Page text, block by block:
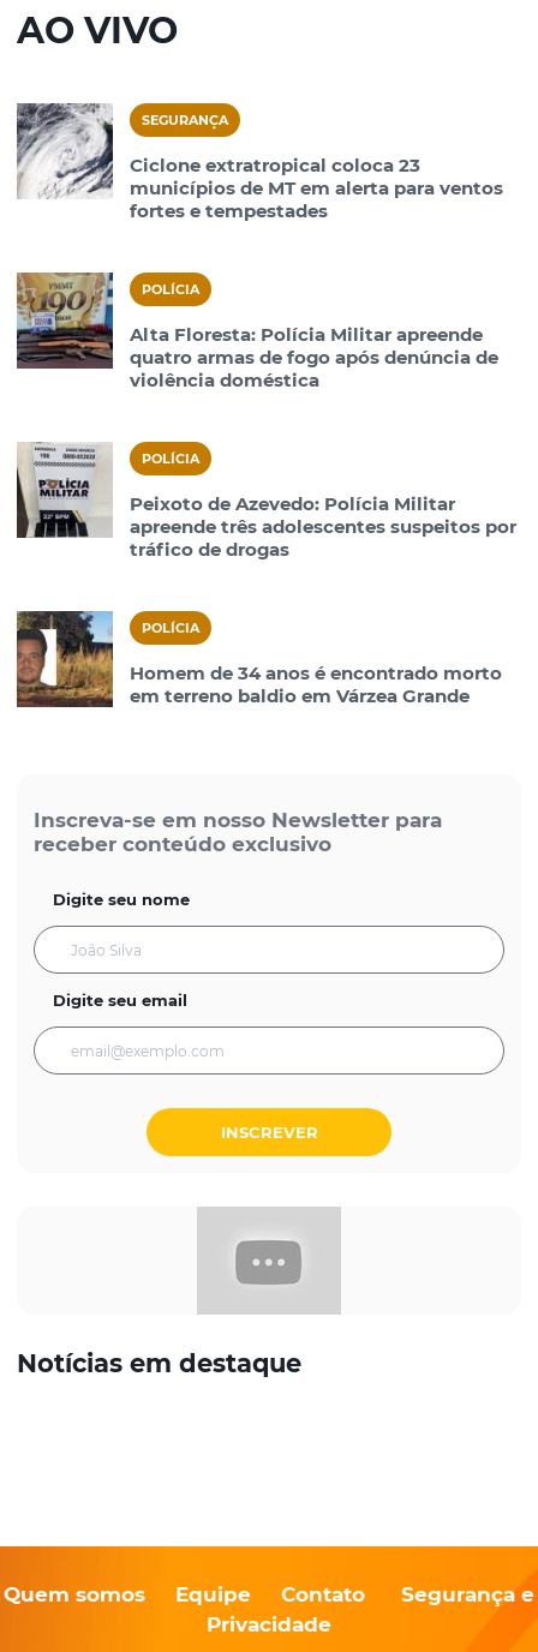
AO VIVO
SEGURANÇA
Ciclone extratropical coloca 23
municípios de MT em alerta para ventos
fortes e tempestades
POLÍCIA
Alta Floresta: Polícia Militar apreende
quatro armas de fogo após denúncia de
violência doméstica
POLÍCIA
Peixoto de Azevedo: Polícia Militar
apreende três adolescentes suspeitos por
tráfico de drogas
POLÍCIA
Homem de 34 anos é encontrado morto
em terreno baldio em Várzea Grande
Inscreva-se em nosso Newsletter para
receber conteúdo exclusivo
Digite seu nome
Digite seu email
INSCREVER
Notícias em destaque
Quem somos Equipe Contato
Segurança e
Privacidade